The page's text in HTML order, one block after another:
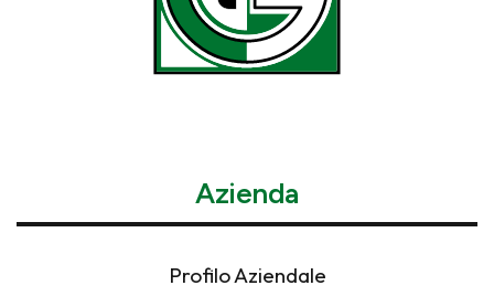
Azienda
Profilo Aziendale